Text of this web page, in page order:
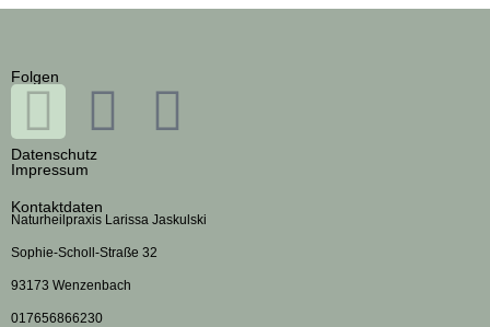
Kontaktdaten
Naturheilpraxis Larissa Jaskulski
Sophie-Scholl-Straße 32
93173 Wenzenbach
017656866230
Folgen
Datenschutz
Impressum